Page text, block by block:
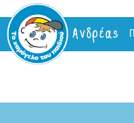
Ανδρέας